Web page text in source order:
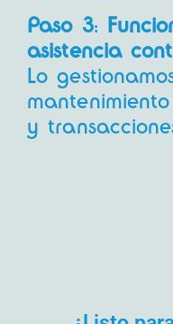
Paso 3:
asistencia
Lo
y